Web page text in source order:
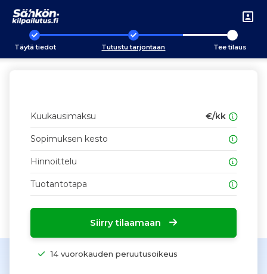
Täytä tiedot Tutustu tarjontaan Tee tilaus
Kuukausimaksu €/kk
Sopimuksen kesto
Hinnoittelu
Tuotantotapa
Siirry tilaamaan
14 vuorokauden peruutusoikeus